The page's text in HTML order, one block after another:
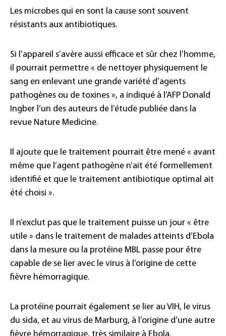
Les microbes qui en sont la cause sont souvent
résistants aux antibiotiques.
Si l’appareil s’avère aussi efficace et sûr chez l’homme,
il pourrait permettre « de nettoyer physiquement le
sang en enlevant une grande variété d’agents
pathogènes ou de toxines », a indiqué à l’AFP Donald
Ingber l’un des auteurs de l’étude publiée dans la
revue Nature Medicine.
Il ajoute que le traitement pourrait être mené « avant
même que l’agent pathogène n’ait été formellement
identifié et que le traitement antibiotique optimal ait
été choisi ».
Il n’exclut pas que le traitement puisse un jour « être
utile » dans le traitement de malades atteints d’Ebola
dans la mesure ou la protéine MBL passe pour être
capable de se lier avec le virus à l’origine de cette
fièvre hémorragique.
La protéine pourrait également se lier au VIH, le virus
du sida, et au virus de Marburg, à l’origine d’une autre